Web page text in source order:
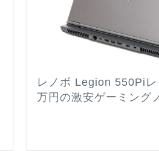
レノボ Legion 550Pi
万円の激安ゲーミング